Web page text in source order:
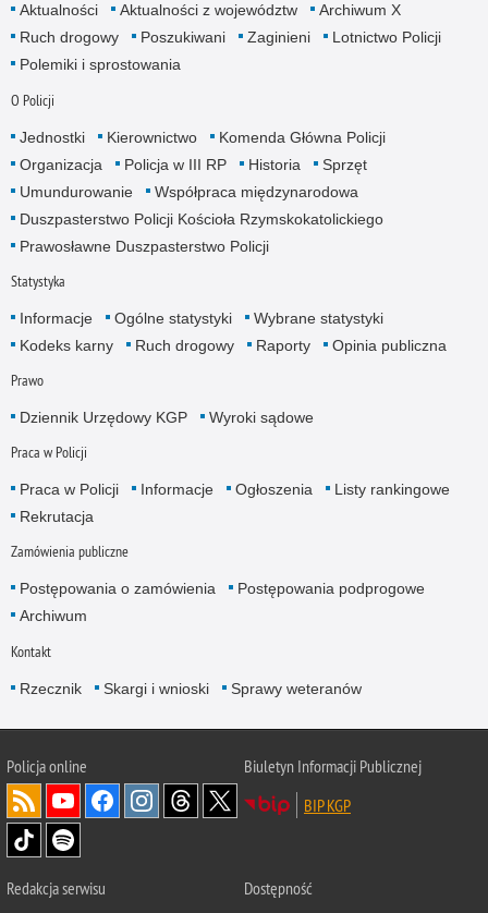
Aktualności Aktualności z województw
Archiwum X
Ruch drogowy
Poszukiwani Zaginieni
Lotnictwo Policji
Polemiki i sprostowania
O Policji
Jednostki Kierownictwo
Komenda Główna Policji
Organizacja
Policja w III RP Historia
Sprzęt
Umundurowanie
Współpraca międzynarodowa
Duszpasterstwo Policji Kościoła Rzymskokatolickiego
Prawosławne Duszpasterstwo Policji
Statystyka
Informacje Ogólne statystyki
Wybrane statystyki
Kodeks karny
Ruch drogowy Raporty Opinia publiczna
Prawo
Dziennik Urzędowy KGP Wyroki sądowe
Praca w Policji
Praca w Policji Informacje Ogłoszenia
Listy rankingowe
Rekrutacja
Zamówienia publiczne
Postępowania o zamówienia
Postępowania podprogowe
Archiwum
Kontakt
Rzecznik Skargi i wnioski Sprawy weteranów
Policjaonline
Biuletyn Informacji Publicznej
BIP KGP
Redakcja serwisu Dostępność